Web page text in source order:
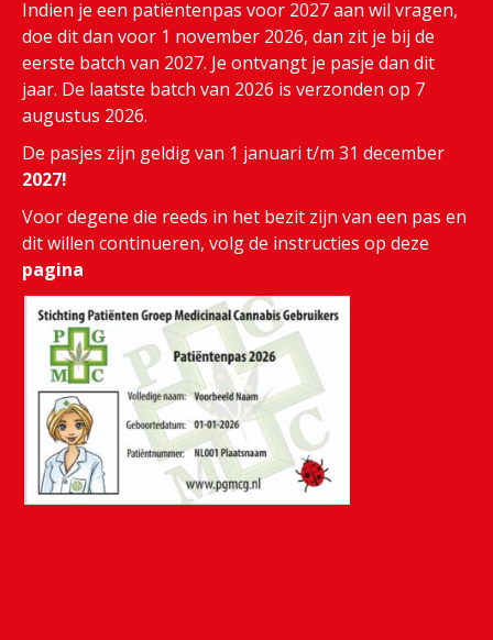
Indien je een patiëntenpas voor 2027 aan wil vragen,
doe dit dan voor 1 november 2026, dan zit je bij de
eerste batch van 2027. Je ontvangt je pasje dan dit
jaar. De laatste batch van 2026 is verzonden op 7
augustus 2026.
De pasjes zijn geldig van 1 januari t/m 31 december
2027!
Voor degene die reeds in het bezit zijn van een pas en
dit willen continueren, volg de instructies op deze
pagina